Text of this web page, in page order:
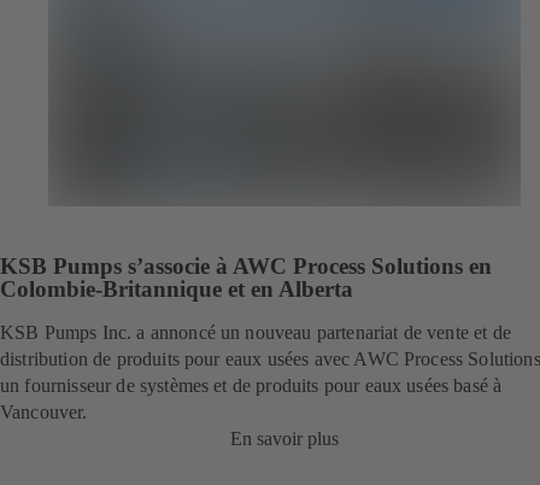
KSB Pumps s’associe à AWC Process Solutions en
Colombie-Britannique et en Alberta
KSB Pumps Inc. a annoncé un nouveau partenariat de vente et de
distribution de produits pour eaux usées avec AWC Process
un fournisseur de systèmes et de produits pour eaux usées basé à
Vancouver.
En savoir plus